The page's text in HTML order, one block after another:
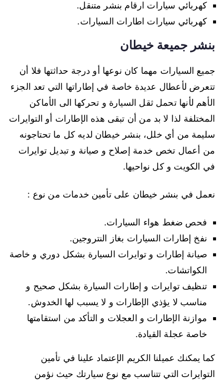
كهربائي سيارات ارقام بنشر متنقل.
كهربائي سيارات اطارات السيارات.
بنشر جميعة خيطان
جميع السيارات مهما كان نوعها أو درجة حداثتها فلا أن
تتعرض لأعطال عديدة خاصة في إطاراتها التي تعد الجزء
الأهم لأنها تحمل ثقل السيارة و تحركها الى الأماكن
المختلفة لذا لا بد من أن تبقى هذه الإطارات أو التوايرات
سليمة من أي خلل، بنشر خيطان لديه كل ما تحتاجونه
من أعمال تخص خدمة إصلاح و صيانة و تبديل توايرات
في الكويت و كل نواحيها.
نعمل في بنشر خيطان على تأمين خدمات من نوع :
فحص ضغط هواء السيارات.
نفخ إطارات السيارات بغاز النتروجين.
صيانة إطارات و توايرات السيارة بشكل دوري و خاصة
الكواتشات.
تنظيف توايرات و إطارات السيارة بشكل صحيح و
مناسب لا يؤذي الإطارات و لا يسبب لها الخدوش.
موازنة الإطارات و العجلات و التأكد من استقامتها
خاصة عجلة القيادة.
كما يمكنك عميلنا الكريم الإعتماد علينا في تأمين
التوايرات التي تتناسب مع نوع سيارتك حيث نؤمن